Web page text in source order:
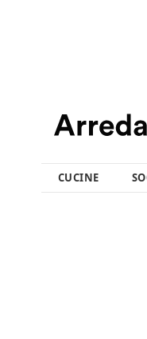
CUCINE